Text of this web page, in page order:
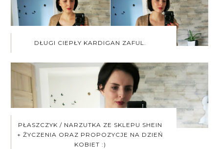
DŁUGI CIEPŁY KARDIGAN ZAFUL.
PŁASZCZYK / NARZUTKA ZE SKLEPU SHEIN
+ ŻYCZENIA ORAZ PROPOZYCJE NA DZIEŃ
KOBIET :)